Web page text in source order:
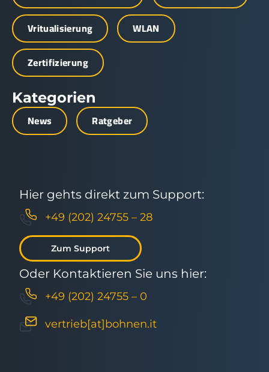
Vritualisierung
WLAN
Zertifizierung
Kategorien
News Ratgeber
Hier gehts direkt zum Support:
+49 (202) 24755 – 28
Zum Support
Oder Kontaktieren Sie uns hier:
+49 (202) 24755 – 0
vertrieb[at]bohnen.it